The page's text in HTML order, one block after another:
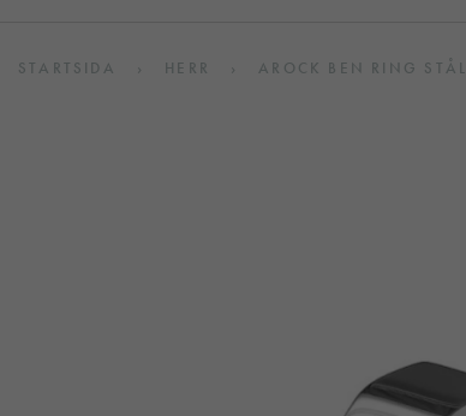
STARTSIDA › HERR › AROCK BEN RING STÅL